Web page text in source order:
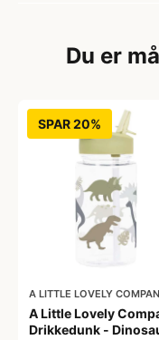
Du er
SPAR 20%
A LITTLE LOVELY
A Little Lovely
Drikkedunk -